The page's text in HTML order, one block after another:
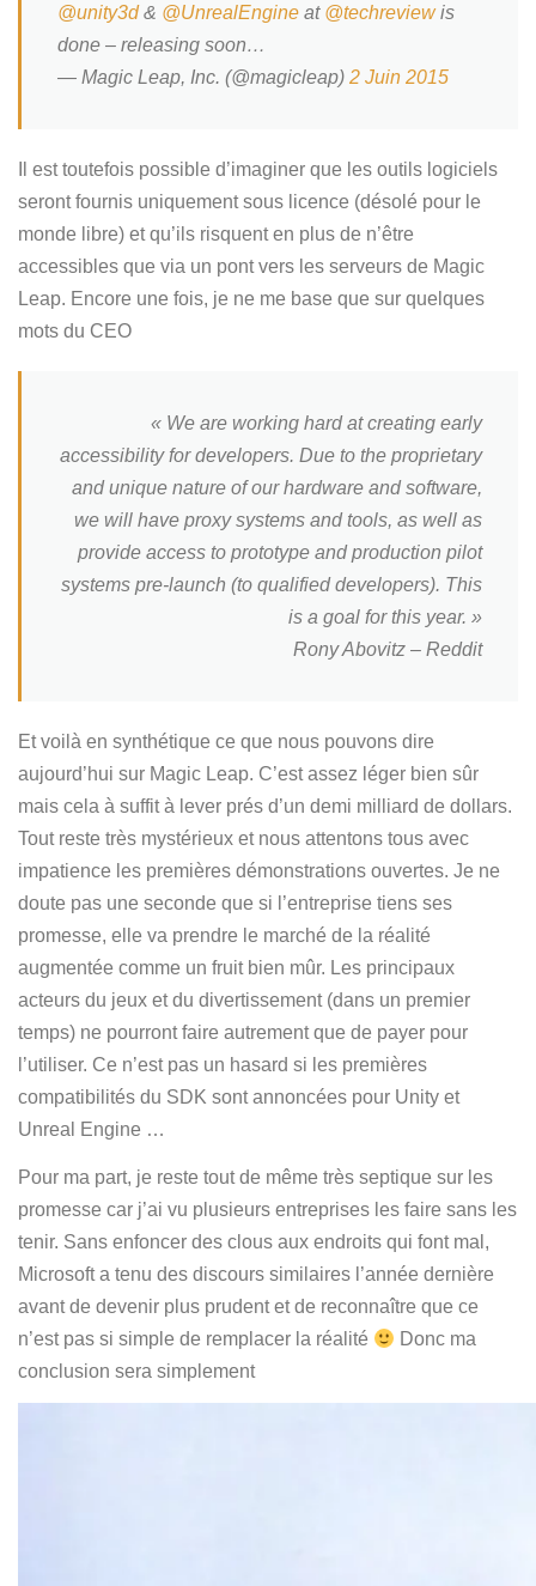
@unity3d& @UnrealEngine at @techreviewis
done – releasing soon…
— Magic Leap, Inc. (@magicleap) 2 Juin 2015
Il est toutefois possible d’imaginer que les outils logiciels
seront fournis uniquement sous licence (désolé pour le
monde libre) et qu’ils risquent en plus de n’être
accessibles que via un pont vers les serveurs de Magic
Leap. Encore une fois, je ne me base que sur quelques
mots du CEO
« We are working hard at creating early
accessibility for developers. Due to the proprietary
and unique nature of our hardware and software,
we will have proxy systems and tools, as well as
provide access to prototype and production pilot
systems pre-launch (to qualified developers). This
is a goal for this year. »
Rony Abovitz – Reddit
Et voilà en synthétique ce que nous pouvons dire
aujourd’hui sur Magic Leap. C’est assez léger bien sûr
mais cela à suffit à lever prés d’un demi milliard de dollars.
Tout reste très mystérieux et nous attentons tous avec
impatience les premières démonstrations ouvertes. Je ne
doute pas une seconde que si l’entreprise tiens ses
promesse, elle va prendre le marché de la réalité
augmentée comme un fruit bien mûr. Les principaux
acteurs du jeux et du divertissement (dans un premier
temps) ne pourront faire autrement que de payer pour
l’utiliser. Ce n’est pas un hasard si les premières
compatibilités du SDK sont annoncées pour Unity et
Unreal Engine …
Pour ma part, je reste tout de même très septique sur les
promesse car j’ai vu plusieurs entreprises les faire sans les
tenir. Sans enfoncer des clous aux endroits qui font mal,
Microsoft a tenu des discours similaires l’année dernière
avant de devenir plus prudent et de reconnaître que ce
n’est pas si simple de remplacer la réalité
Donc ma
conclusion sera simplement